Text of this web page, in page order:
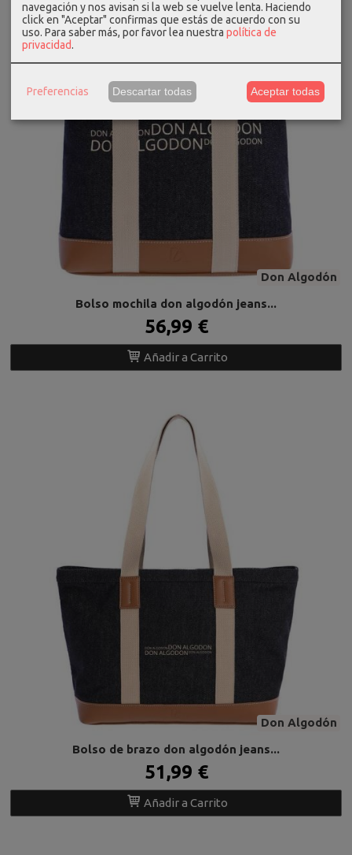
Don Algodón
Bolso mochila don algodón jeans...
56,99 €
Añadir a Carrito
Don Algodón
Bolso de brazo don algodón jeans...
51,99 €
Añadir a Carrito
navegación y nos avisan si la web se vuelve lenta. Haciendo
click en "Aceptar" confirmas que estás de acuerdo con su
uso. Para saber más, por favor lea nuestra política de
privacidad.
Preferencias Descartar todas Aceptar todas